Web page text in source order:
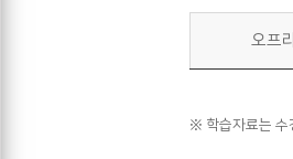
오프
※ 학습자료는 수